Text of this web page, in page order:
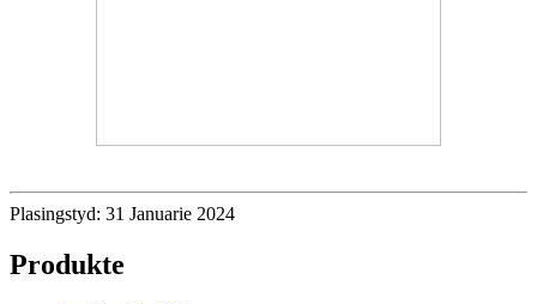
Plasingstyd: 31 Januarie 2024
Produkte